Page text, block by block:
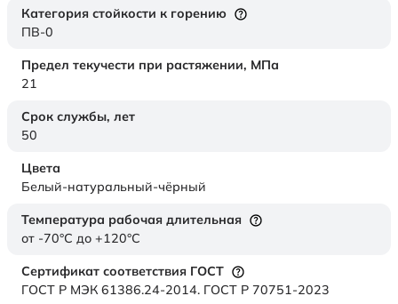
Категория стойкости к горению
ПВ-0
Предел текучести при растяжении, МПа
21
Срок службы, лет
50
Цвета
Белый-натуральный-чёрный
Температура рабочая длительная
от -70°C до +120°C
Сертификат соответствия ГОСТ
ГОСТ Р МЭК 61386.24-2014. ГОСТ Р 70751-2023